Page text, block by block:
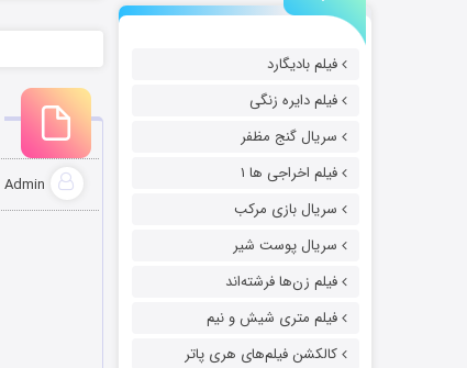
فیلم بادیگارد
فیلم دایره زنگی
سریال گنج مظفر
فیلم اخراجی ها ۱
سریال بازی مرکب
سریال پوست شیر
فیلم زن‌ها فرشته‌اند
فیلم متری شیش و نیم
کالکشن فیلم‌های هری پاتر
Admin